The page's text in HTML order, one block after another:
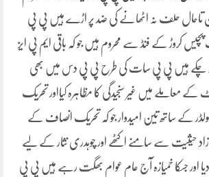
تاحال حلف نہ اٹھانے کی ضد پر اڑے ہیں پی پی
کروڑ کے فنڈ سے محروم ہیں جو کہ باقی ایم پی ایز
چکے ہیں پی پی سات کی طرح پی پی دس میں بھی
میں غیر سنجیدگی کا مظاہرہ کیااور تحریک
کے ساتھ تین امیدوار جو کہ تحریک انصاف کے
حیثیت سے سامنے اکٹھے اور چوہدری نثار کے لیے
اور جسکا خمیازہ آج عام عوام بھگت رہے ہیں پی پی